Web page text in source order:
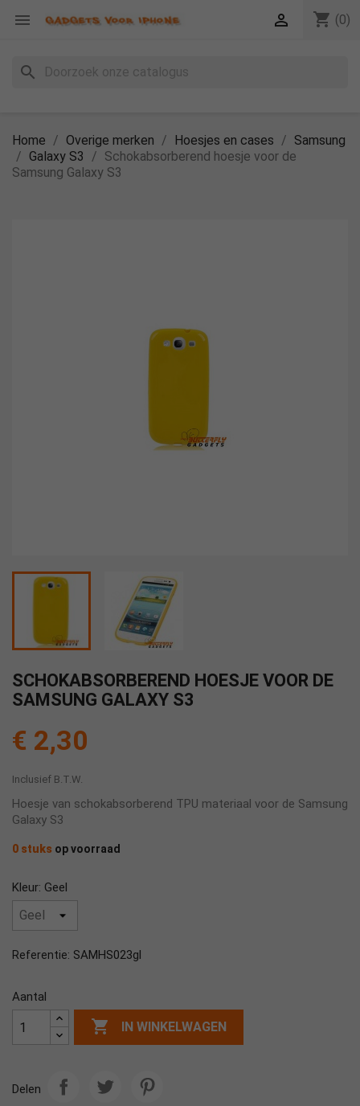
 shopping_cart (0)

search
Home Overige merken Hoesjes en cases
Samsung
Galaxy S3
Schokabsorberend hoesje voor de
Samsung Galaxy S3
SCHOKABSORBEREND HOESJE VOOR DE
SAMSUNG GALAXY S3
€ 2,30
Inclusief B.T.W.
Hoesje van schokabsorberend TPU materiaal voor de Samsung
Galaxy S3
0 stuks op voorraad
Kleur: Geel
Referentie: SAMHS023gl
Aantal
 IN WINKELWAGEN
Delen